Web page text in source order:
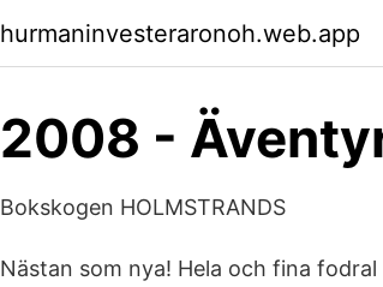
hurmaninvesteraronoh.web.app
2008 -
Bokskogen HOLMSTRANDS
Nästan som nya! Hela och fina